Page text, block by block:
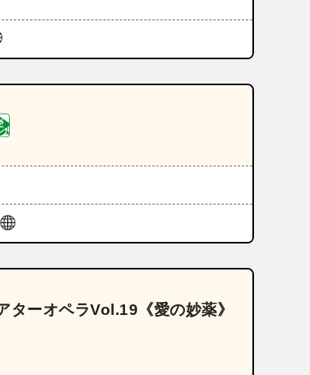
ーオペラVol.19《愛の妙薬》